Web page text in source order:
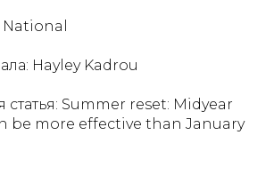
Hayley Kadrou
Summer reset: Midyear
be more effective than January